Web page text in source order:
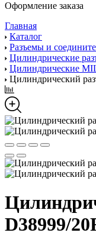
Оформление заказа
Главная
Каталог
Разъемы и
Цилиндрические
Цилиндрические
Цилиндрический
D38999/